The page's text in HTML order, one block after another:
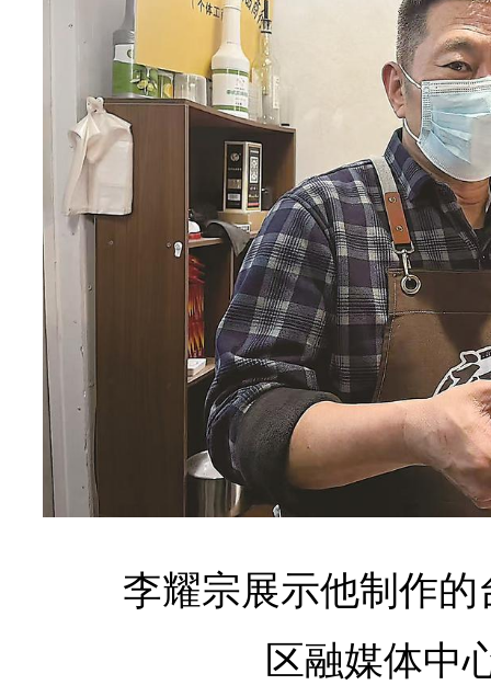
李耀宗展示他制作
区融媒体中